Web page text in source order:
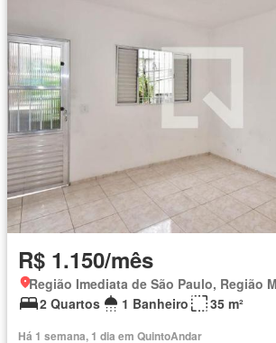
R$ 1.150/mês
2 Quartos
1 Banheiro 35 m²
Há 1 semana, 1 dia em QuintoAndar